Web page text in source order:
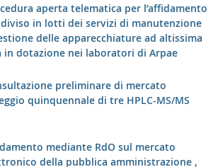
aperta telematica per l’affidamento
in lotti dei servizi di manutenzione
delle apparecchiature ad altissima
in dotazione nei laboratori di Arpae
preliminare di mercato
quinquennale di tre HPLC-MS/MS
mediante RdO sul mercato
della pubblica amministrazione ,